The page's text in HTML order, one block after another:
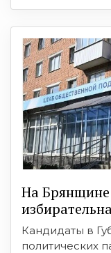
На Брянщине
Кандидаты в
политических